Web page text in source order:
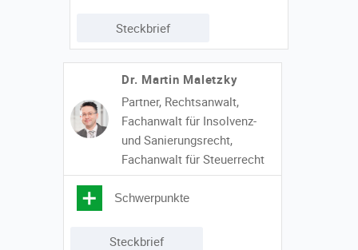
Steckbrief
Dr. Martin Maletzky
Partner, Rechtsanwalt,
Fachanwalt für Insolvenz-
und Sanierungsrecht,
Fachanwalt für Steuerrecht
Schwerpunkte
Steckbrief